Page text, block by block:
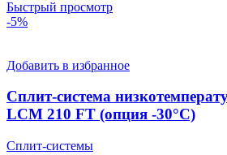
Быстрый просмотр
-5%
Добавить в избранное
Сплит-система
LCM 210 FT (опция -30°С)
Сплит-системы